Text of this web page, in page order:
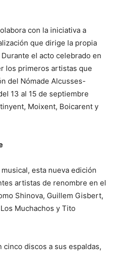
con la iniciativa a
que dirige la propia
el acto celebrado en
los primeros artistas que
del Nómade Alcusses-
13 al 15 de septiembre
Moixent, Boicarent y
esta nueva edición
artistas de renombre en el
Shinova, Guillem Gisbert,
Muchachos y Tito
discos a sus espaldas,